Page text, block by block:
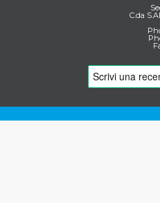
C.da